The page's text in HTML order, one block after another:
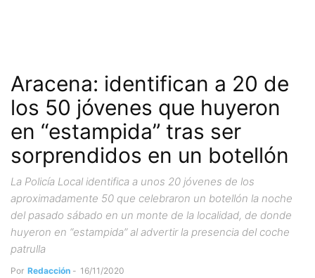
Aracena: identifican a 20 de
los 50 jóvenes que huyeron
en “estampida” tras ser
sorprendidos en un botellón
La Policía Local identifica a unos 20 jóvenes de los
aproximadamente 50 que celebraron un botellón la noche
del pasado sábado en un monte de la localidad, de donde
huyeron en “estampida” al advertir la presencia del coche
patrulla
Por Redacción - 16/11/2020